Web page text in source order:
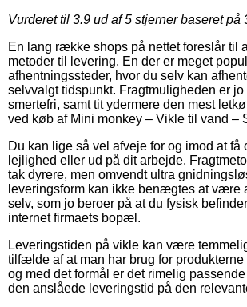
Vurderet til 3.9 ud af 5 stjerner baseret på
En lang række shops på nettet foreslår til
metoder til levering. En der er meget
afhentningssteder, hvor du selv kan
selvvalgt tidspunkt. Fragtmuligheden er
smertefri, samt tit ydermere den mest
ved køb af Mini monkey – Vikle til vand –
Du kan lige så vel afveje for og imod at få
lejlighed eller ud på dit arbejde.
tak dyrere, men omvendt ultra
leveringsform kan ikke benægtes at være
selv, som jo beroer på at du fysisk
internet firmaets bopæl.
Leveringstiden på vikle kan være
tilfælde af at man har brug for produkterne
og med det formål er det rimelig
den anslåede leveringstid på den